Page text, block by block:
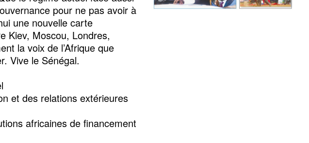
pour ne pas avoir à
une nouvelle carte
Kiev, Moscou, Londres,
la voix de l’Afrique que
Vive le Sénégal.
et des relations extérieures
africaines de financement